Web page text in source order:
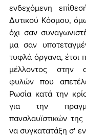
ενδεχόμενη
Δυτικού Κόσμου,
όχι σαν
μα σαν
τυφλά όργανα, έτσι
μέλλοντος στην
φυλών που
Ρωσία κατά την
για την
πανσλαυϊστικών
να συγκατατάξη σ'